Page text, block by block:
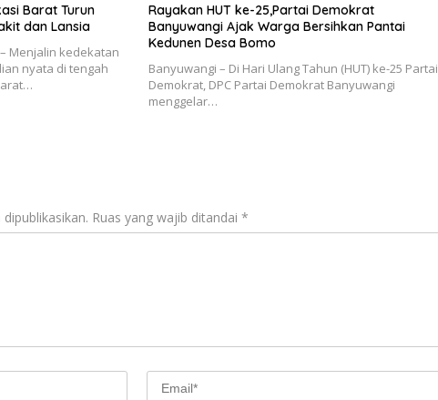
Barat Turun
dan Lansia
Menjalin kedekatan
nyata di tengah
Rayakan HUT ke-25,Partai Demokrat
Banyuwangi Ajak Warga Bersihkan Pantai
Kedunen Desa Bomo
Banyuwangi – Di Hari Ulang Tahun (HUT) ke-25 Partai
Demokrat, DPC Partai Demokrat Banyuwangi
menggelar…
Ruas yang wajib ditandai *